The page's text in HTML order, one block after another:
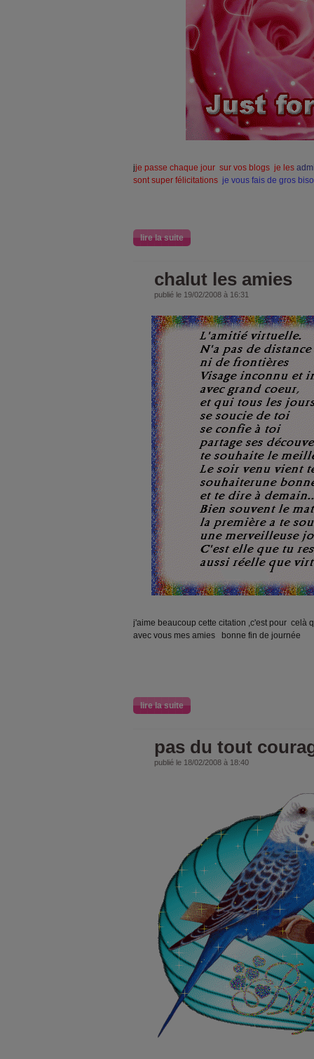
jje passe chaque jour sur vos blogs je les
sont super félicitations je vous fais de gros
lire la suite
chalut les amies
publié le 19/02/2008 à 16:31
j'aime beaucoup cette citation ,c'est pour celà
avec vous mes amies bonne fin de journée
lire la suite
pas du tout
publié le 18/02/2008 à 18:40